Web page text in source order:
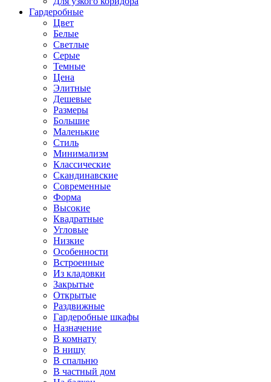
Гардеробные
Цвет
Белые
Светлые
Серые
Темные
Цена
Элитные
Дешевые
Размеры
Большие
Маленькие
Стиль
Минимализм
Классические
Скандинавские
Современные
Форма
Высокие
Квадратные
Угловые
Низкие
Особенности
Встроенные
Из кладовки
Закрытые
Открытые
Раздвижные
Гардеробные шкафы
Назначение
В комнату
В нишу
В спальню
В частный дом